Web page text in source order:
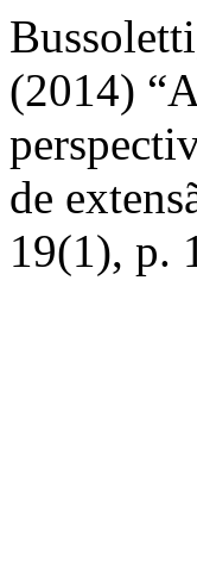
(2014)
de
19(1), p.